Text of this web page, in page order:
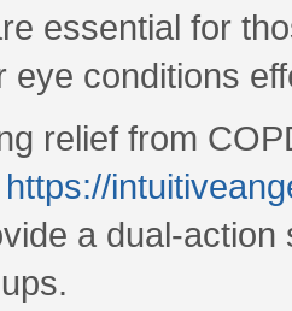
essential for
eye conditions
relief from
https://
a dual-